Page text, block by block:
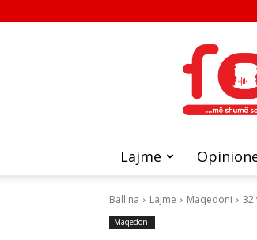
Lajme
Ballina Lajme Maqedoni 32
Maqedoni